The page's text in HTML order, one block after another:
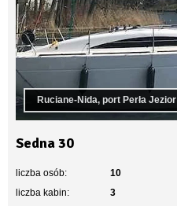
Ruciane-Nida, port Perła Jezior
Sedna 30
liczba osób:
10
liczba kabin:
3